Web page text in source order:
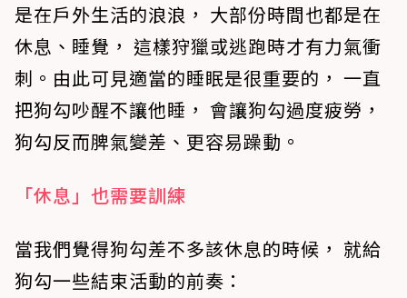
是在戶外生活的浪浪， 大部份時間也都是在
休息、睡覺， 這樣狩獵或逃跑時才有力氣衝
刺。由此可見適當的睡眠是很重要的， 一直
把狗勾吵醒不讓他睡， 會讓狗勾過度疲勞，
狗勾反而脾氣變差、更容易躁動。
「休息」也需要訓練
當我們覺得狗勾差不多該休息的時候， 就給
狗勾一些結束活動的前奏：